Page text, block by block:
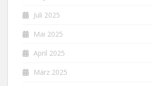
Juli 2025
Mai 2025
April 2025
März 2025